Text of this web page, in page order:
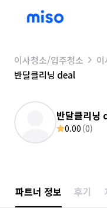
이사청소/입주청소
반달클리닝 deal
반달클리닝
0.00 (0)
파트너 정보 후기